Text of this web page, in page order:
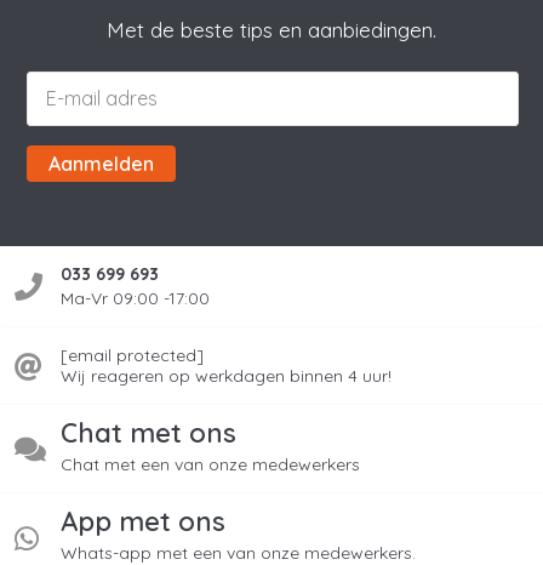
Met de beste tips en aanbiedingen.
Aanmelden
033 699 693
Ma-Vr 09:00 -17:00
[email protected]
Wij reageren op werkdagen binnen 4 uur!
Chat met ons
Chat met een van onze medewerkers
App met ons
Whats-app met een van onze medewerkers.